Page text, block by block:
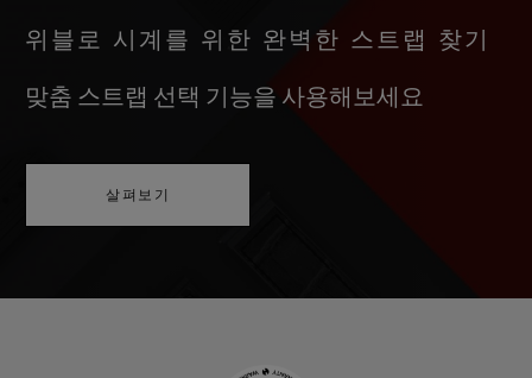
위블로 시계를 위한 완벽한 스트랩 찾기
맞춤 스트랩 선택 기능을 사용해보세요
살펴보기